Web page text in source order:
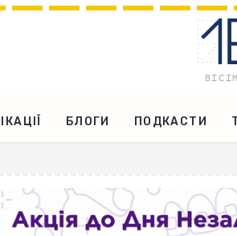
БЛОГИ ПОДКАСТИ